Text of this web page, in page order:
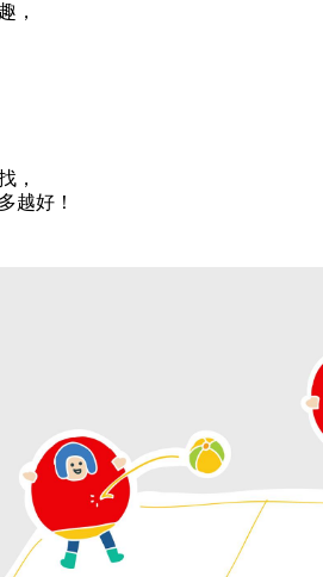
，
，
越好！